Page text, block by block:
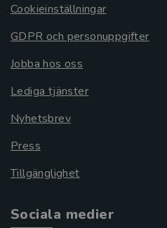
Cookieinställningar
GDPR och personuppgifter
Jobba hos oss
Lediga tjänster
Nyhetsbrev
Press
Tillgänglighet
Sociala medier